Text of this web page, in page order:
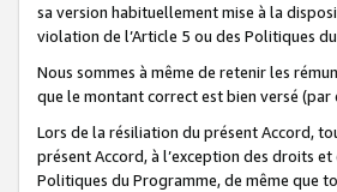
sa version habituellement mise à la
violation de l’Article 5 ou des Politiques
Nous sommes à même de retenir les
que le montant correct est bien versé (par
Lors de la résiliation du présent Accord,
présent Accord, à l’exception des droits
Politiques du Programme, de même que